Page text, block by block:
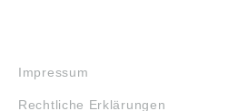
Impressum
Rechtliche Erklärungen